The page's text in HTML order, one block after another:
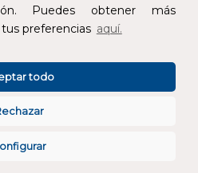
Puedes obtener más
preferencias aquí.
todo